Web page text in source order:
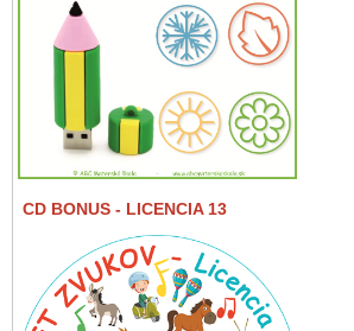
CD BONUS - LICENCIA 13